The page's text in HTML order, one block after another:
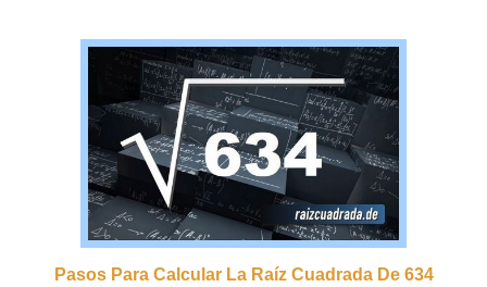
Pasos Para Calcular La Raíz Cuadrada De 634